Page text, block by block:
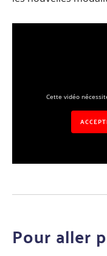
Cette vidéo
Pour aller